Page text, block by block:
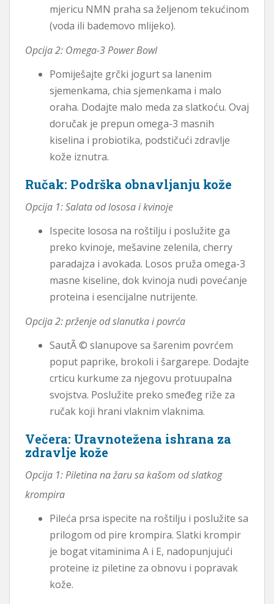
mjericu NMN praha sa željenom tekućinom
(voda ili bademovo mlijeko).
Opcija 2: Omega-3 Power Bowl
Pomiješajte grčki jogurt sa lanenim
sjemenkama, chia sjemenkama i malo
oraha. Dodajte malo meda za slatkoću. Ovaj
doručak je prepun omega-3 masnih
kiselina i probiotika, podstičući zdravlje
kože iznutra.
Ručak: Podrška obnavljanju kože
Opcija 1: Salata od lososa i kvinoje
Ispecite lososa na roštilju i poslužite ga
preko kvinoje, mešavine zelenila, cherry
paradajza i avokada. Losos pruža omega-3
masne kiseline, dok kvinoja nudi povećanje
proteina i esencijalne nutrijente.
Opcija 2: prženje od slanutka i povrća
SautÃ © slanupove sa šarenim povrćem
poput paprike, brokoli i šargarepe. Dodajte
crticu kurkume za njegovu protuupalna
svojstva. Poslužite preko smeđeg riže za
ručak koji hrani vlaknim vlaknima.
Večera: Uravnotežena ishrana za
zdravlje kože
Opcija 1: Piletina na žaru sa kašom od slatkog
krompira
Pileća prsa ispecite na roštilju i poslužite sa
prilogom od pire krompira. Slatki krompir
je bogat vitaminima A i E, nadopunjujući
proteine ​​iz piletine za obnovu i popravak
kože.